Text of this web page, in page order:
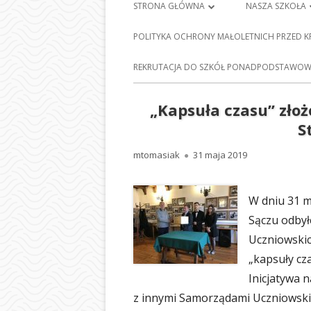
Menu
główne
STRONA GŁÓWNA
PLAN LEKCJI
DZIENNIK ELEKTRONICZNY E-
MAPA STRONY
POLITYKA PRYWATNOŚCI
NASZA SZKOŁA
HISTORIA
BARCICACH
BAZA
NASZEJ SZKOLE
RADA
POLITYKA OCHRONY MAŁOLETNICH PRZED
REKRUTACJA DO SZKÓŁ
„Kapsuła czasu”
Autor
mtomasiak Opublikowano
31 maja 2019
W dniu 31
Sączu
„kapsuły
Inicjatywa
z innymi Samorządami